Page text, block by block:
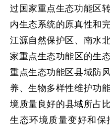
过国家重点生态功能区
内生态系统的原真性和
江源自然保护区、南水
家重点生态功能区的生
重点生态功能区县域防
养、生物多样性维护功
境质量良好的县域所占
生态环境质量变好和保